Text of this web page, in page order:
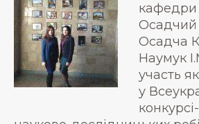
Осадчий
Осадча
Наумук
участь
у